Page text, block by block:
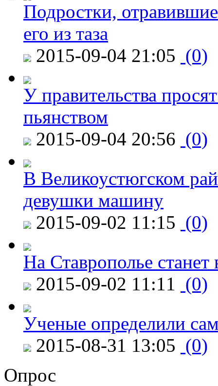
Подростки,
его из таза
2015-09-04 21:05 (0)
У правительства
пьянством
2015-09-04 20:56 (0)
В Великоустюгском
девушки машину
2015-09-02 11:15 (0)
На Ставрополье
2015-09-02 11:11 (0)
Ученые определили
2015-08-31 13:05 (0)
Опрос